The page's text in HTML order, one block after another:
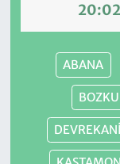
20:02
ABANA
DEVREKANİ